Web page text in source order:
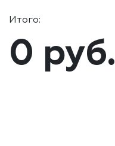
Итого:
0 руб.